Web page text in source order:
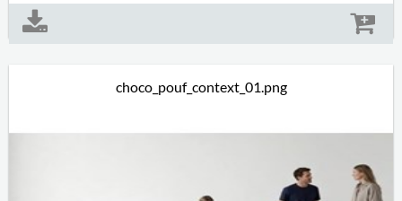
choco_pouf_context_01.png